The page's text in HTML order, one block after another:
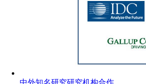
中外知名研究研究机构合作